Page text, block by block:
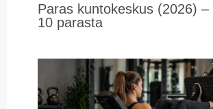
Paras kuntokeskus (2026) –
10 parasta